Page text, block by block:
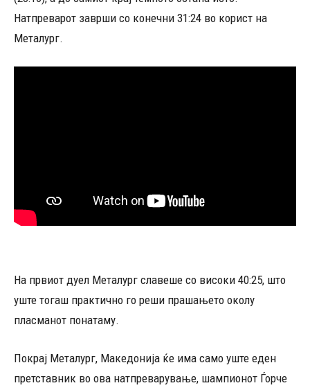
Натпреварот заврши со конечни 31:24 во корист на
Металург.
На првиот дуел Металург славеше со високи 40:25, што
уште тогаш практично го реши прашањето околу
пласманот понатаму.
Покрај Металург, Македонија ќе има само уште еден
претставник во ова натпреварување, шампионот Ѓорче